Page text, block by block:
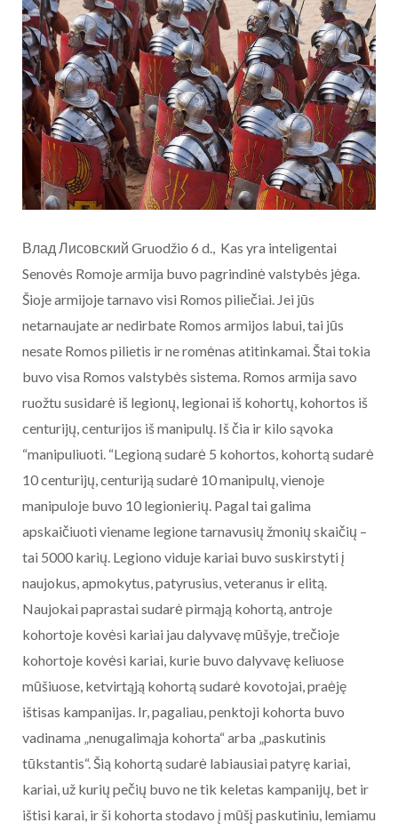
Влад Лисовский Gruodžio 6 d., Kas yra inteligentai
Senovės Romoje armija buvo pagrindinė valstybės jėga.
Šioje armijoje tarnavo visi Romos piliečiai. Jei jūs
netarnaujate ar nedirbate Romos armijos labui, tai jūs
nesate Romos pilietis ir ne romėnas atitinkamai. Štai tokia
buvo visa Romos valstybės sistema. Romos armija savo
ruožtu susidarė iš legionų, legionai iš kohortų, kohortos iš
centurijų, centurijos iš manipulų. Iš čia ir kilo sąvoka
“manipuliuoti. “Legioną sudarė 5 kohortos, kohortą sudarė
10 centurijų, centuriją sudarė 10 manipulų, vienoje
manipuloje buvo 10 legionierių. Pagal tai galima
apskaičiuoti viename legione tarnavusių žmonių skaičių –
tai 5000 karių. Legiono viduje kariai buvo suskirstyti į
naujokus, apmokytus, patyrusius, veteranus ir elitą.
Naujokai paprastai sudarė pirmąją kohortą, antroje
kohortoje kovėsi kariai jau dalyvavę mūšyje, trečioje
kohortoje kovėsi kariai, kurie buvo dalyvavę keliuose
mūšiuose, ketvirtąją kohortą sudarė kovotojai, praėję
ištisas kampanijas. Ir, pagaliau, penktoji kohorta buvo
vadinama „nenugalimąja kohorta“ arba „paskutinis
tūkstantis“. Šią kohortą sudarė labiausiai patyrę kariai,
kariai, už kurių pečių buvo ne tik keletas kampanijų, bet ir
ištisi karai, ir ši kohorta stodavo į mūšį paskutiniu, lemiamu